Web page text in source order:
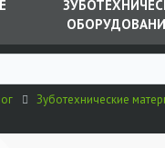
Зуботехнические